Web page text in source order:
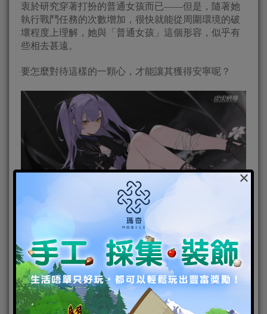
衷於研究穿著打扮的普通女孩而已——但是，隨著她
執行戰鬥任務的次數增加，很快就能從周圍環境的破
壞程度上理解，她與「普通女孩」這個形容，似乎有
些相去甚遠。
要怎麼對待這樣的一顆心，才能讓其獲得安寧呢？
限定 SSR 乘員「漣」展示
×